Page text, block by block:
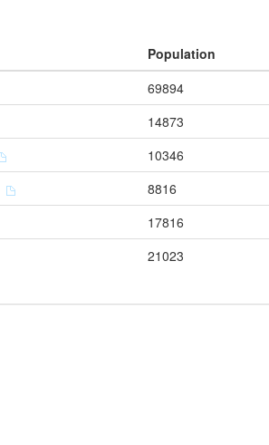
Population
69894
14873
10346
8816
17816
21023